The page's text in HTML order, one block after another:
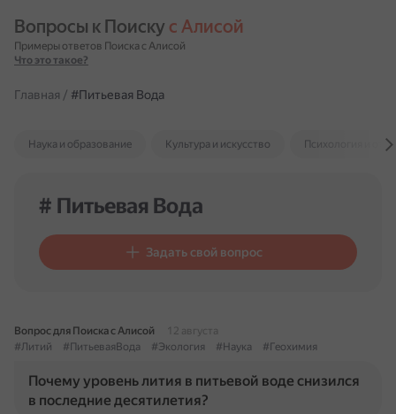
Вопросы к Поиску с Алисой
Примеры ответов Поиска с Алисой
Что это такое?
Главная / #Питьевая Вода
Наука и образование Культура и искусство Психология и
# Питьевая Вода
Задать свой вопрос
Вопрос для Поиска с Алисой
12 августа
#Литий
#ПитьеваяВода #Экология #Наука #Геохимия
Почему уровень лития в питьевой воде снизился
в последние десятилетия?